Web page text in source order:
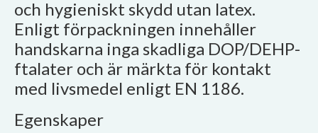
och hygieniskt skydd utan latex.
Enligt förpackningen innehåller
handskarna inga skadliga DOP/DEHP-
ftalater och är märkta för kontakt
med livsmedel enligt EN 1186.
Egenskaper